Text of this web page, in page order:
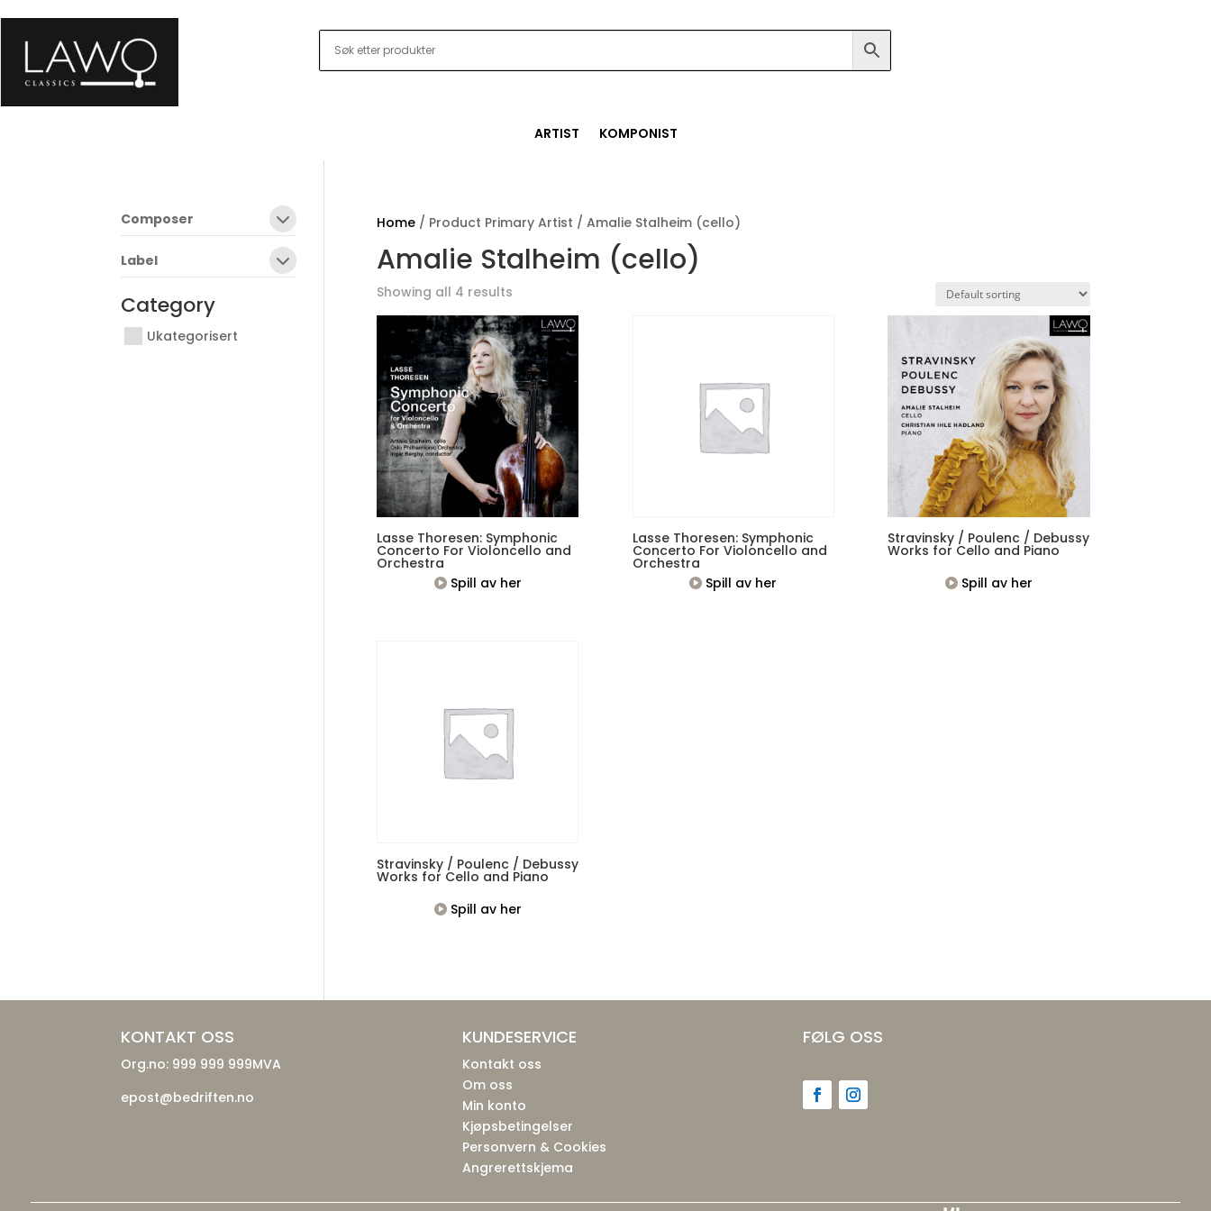
ARTIST KOMPONIST
Home/ Product Primary Artist / Amalie Stalheim (cello)
Amalie Stalheim (cello)
Showing all 4 results
Lasse Thoresen: Symphonic
Concerto For Violoncello and
Orchestra
Spill av her
Lasse Thoresen: Symphonic
Concerto For Violoncello and
Orchestra
Spill av her
Stravinsky / Poulenc / Debussy
Works for Cello and Piano
Spill av her
Stravinsky / Poulenc / Debussy
Works for Cello and Piano
Spill av her
Composer
Label
Category
Ukategorisert
KONTAKT OSS
Org.no: 999 999 999MVA
epost@bedriften.no
KUNDESERVICE
Kontakt oss
Om oss
Min konto
Kjøpsbetingelser
Personvern & Cookies
Angrerettskjema
FØLG OSS